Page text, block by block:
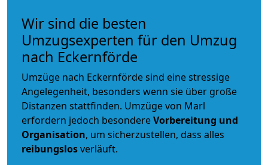
Wir sind die besten
Umzugsexperten für den Umzug
nach Eckernförde
Umzüge nach Eckernförde sind eine stressige
Angelegenheit, besonders wenn sie über große
Distanzen stattfinden. Umzüge von Marl
erfordern jedoch besondereVorbereitung und
Organisation, um sicherzustellen, dass alles
reibungslosverläuft.